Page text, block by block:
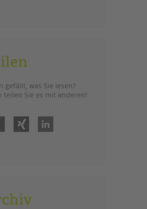
gefällt, was Sie lesen?
teilen Sie es mit anderen!
Facebook